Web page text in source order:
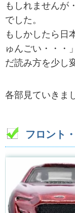
もしれませんが
でした。
もしかしたら日
ゅんごい・・・
だ読み方を少し
各部見ていきま
フロント